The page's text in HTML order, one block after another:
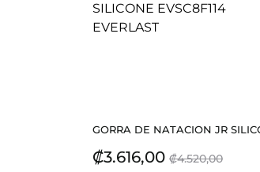
GORRA DE NATACION JR
Precio
₡3.616,00 Precio
₡4.520,00